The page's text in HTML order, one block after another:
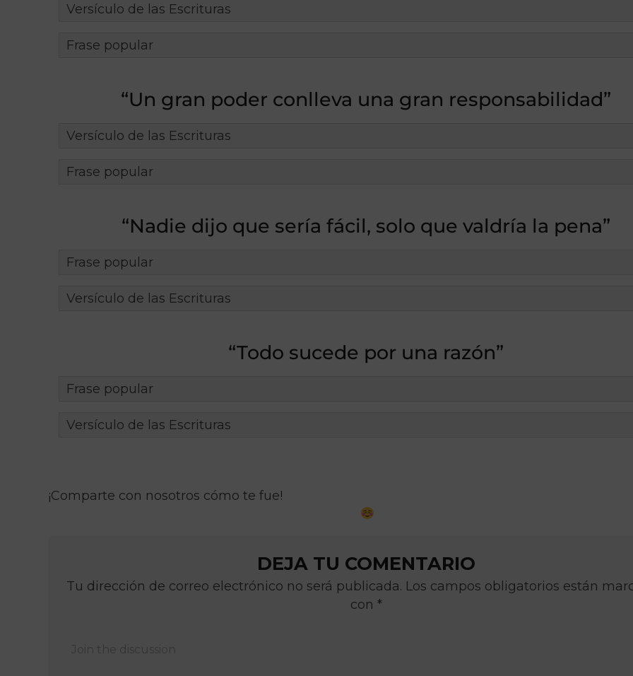
Versículo de las Escrituras
Frase popular
“Un gran poder conlleva una gran responsabilidad”
Versículo de las Escrituras
Frase popular
“Nadie dijo que sería fácil, solo que valdría la pena”
Frase popular
Versículo de las Escrituras
“Todo sucede por una razón”
Frase popular
Versículo de las Escrituras
¡Comparte con nosotros cómo te fue!
DEJA TU COMENTARIO
Tu dirección de correo electrónico no será publicada. Los campos obligatorios están
con *